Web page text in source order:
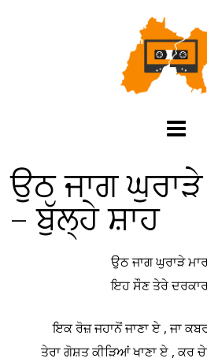
ਉਠ ਜਾਗ ਘੁਰਾੜੇ
– ਬੁੱਲ੍ਹੇ ਸ਼ਾਹ
ਉਠ ਜਾਗ ਘੁਰਾੜੇ
ਇਹ ਸੌਣ ਤੇਰੇ
ਇਕ ਰੋਜ਼ ਜਹਾਨੋਂ ਜਾਣਾ ਏ , ਜਾ
ਤੇਰਾ ਗੋਸ਼ਤ ਕੀੜਿਆਂ ਖਾਣਾ ਏ , ਕਰ